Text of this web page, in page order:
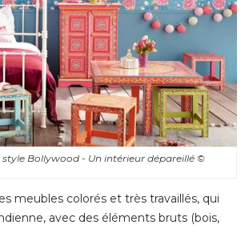
Bollywood - Un intérieur dépareillé ©
meubles colorés et très travaillés, qui
avec des éléments bruts (bois,